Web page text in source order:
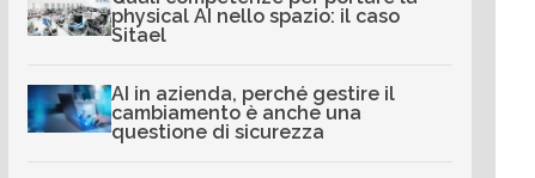
physical AI nello spazio: il caso
Sitael
AI in azienda, perché gestire il
cambiamento è anche una
questione di sicurezza